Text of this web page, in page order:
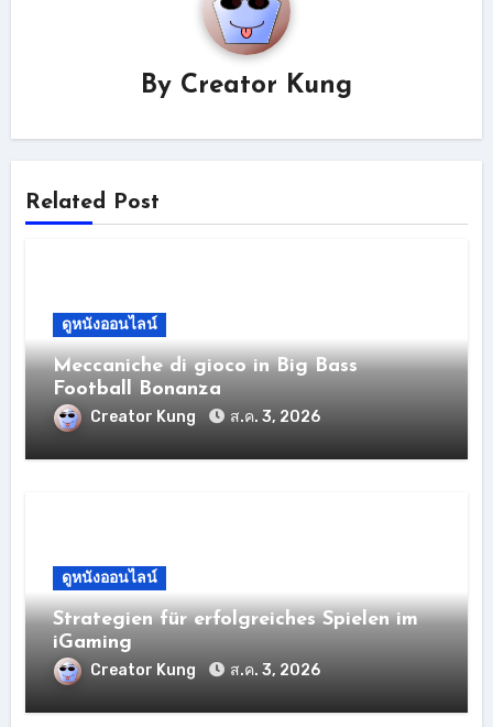
By Creator Kung
Related Post
ดูหนังออนไลน์
Meccaniche di gioco in Big Bass
Football Bonanza
Creator Kung ส.ค. 3, 2026
ดูหนังออนไลน์
Strategien für erfolgreiches Spielen im
iGaming
Creator Kung ส.ค. 3, 2026